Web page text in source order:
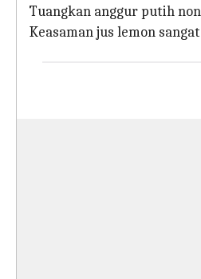
Tuangkan anggur putih
Keasaman jus lemon